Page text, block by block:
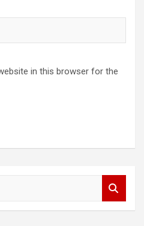
in this browser for the